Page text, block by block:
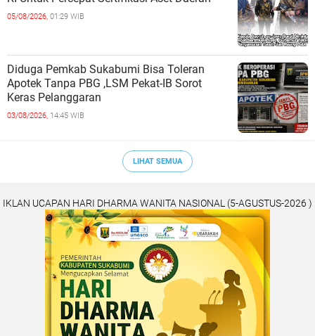
05/08/2026, 01:29 WIB
Diduga Pemkab Sukabumi Bisa Toleran
Apotek Tanpa PBG ,LSM Pekat-IB Sorot
Keras Pelanggaran
03/08/2026, 14:45 WIB
LIHAT SEMUA
IKLAN UCAPAN HARI DHARMA WANITA NASIONAL (5-AGUSTUS-2026 )